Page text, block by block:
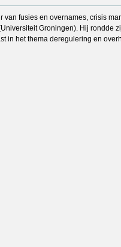
fusies en overnames, crisis
Groningen). Hij rondde
in het thema deregulering en